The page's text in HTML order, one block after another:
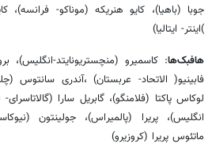
جوبا (باهیا)، کایو هنریکه (موناکو- فرانسه)،
)اینتر- ایتالیا)
هافبک‌ها: کاسمیرو (منچستریونایتد-انگلیس)،
فابینیو( الاتحاد- عربستان) ،آندری سانتوس
لوکاس پاکتا (فلامنگو)، گابریل سارا
انگلیس)، پریرا (پالمیراس)، جولینتون
ماتئوس پریرا (کروزیرو)